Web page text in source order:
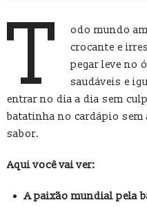
T
odo mundo
crocante e
pegar leve no
saudáveis e
entrar no dia a dia sem
batatinha no cardápio sem
sabor.
Aqui você vai ver:
A paixão mundial pela